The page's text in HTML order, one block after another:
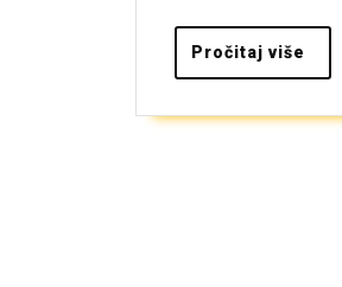
Pročitaj više
više